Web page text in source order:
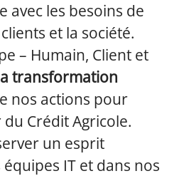
avec les besoins de
et la société.
– Humain, Client et
transformation
nos actions pour
Crédit Agricole.
un esprit
IT et dans nos